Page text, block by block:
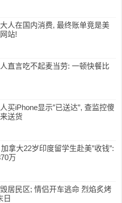
人在国内消费, 最终账单竟是美
站!
直言吃不起麦当劳: 一顿快餐比
买iPhone显示”已送达”, 查监控傻
送货
拿大22岁印度留学生赴美”收钱”:
万
居民区; 情侣开车逃命 烈焰炙烤
日